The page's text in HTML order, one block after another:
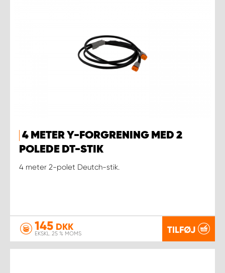
4 METER Y-FORGRENING MED 2
POLEDE DT-STIK
4 meter 2-polet Deutch-stik.
145 DKK
EKSKL. 25 % MOMS TILFØJ